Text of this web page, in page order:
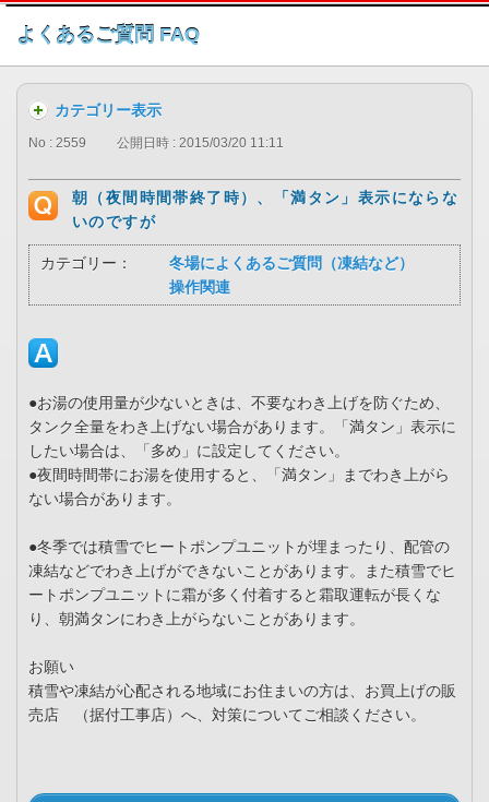
このページの本文へ
よくあるご質問 FAQ
カテゴリー表示
No : 2559 公開日時 : 2015/03/20 11:11
朝（夜間時間帯終了時）、「満タン」表示にならな
いのですが
カテゴリー：
冬場によくあるご質問（凍結など）
操作関連
●お湯の使用量が少ないときは、不要なわき上げを防ぐため、
タンク全量をわき上げない場合があります。「満タン」表示に
したい場合は、「多め」に設定してください。
●夜間時間帯にお湯を使用すると、「満タン」までわき上がら
ない場合があります。
●冬季では積雪でヒートポンプユニットが埋まったり、配管の
凍結などでわき上げができないことがあります。また積雪でヒ
ートポンプユニットに霜が多く付着すると霜取運転が長くな
り、朝満タンにわき上がらないことがあります。
お願い
積雪や凍結が心配される地域にお住まいの方は、お買上げの販
売店 （据付工事店）へ、対策についてご相談ください。